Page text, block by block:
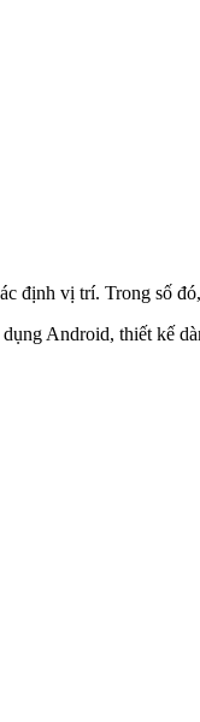
định vị trí. Trong số đó,
Android, thiết kế